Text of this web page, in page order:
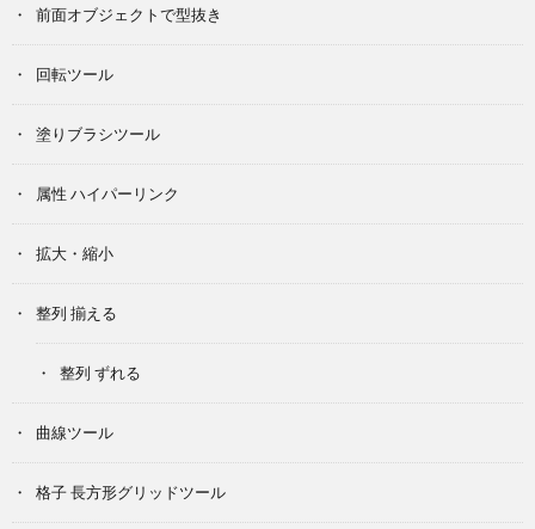
前面オブジェクトで型抜き
回転ツール
塗りブラシツール
属性 ハイパーリンク
拡大・縮小
整列 揃える
整列 ずれる
曲線ツール
格子 長方形グリッドツール